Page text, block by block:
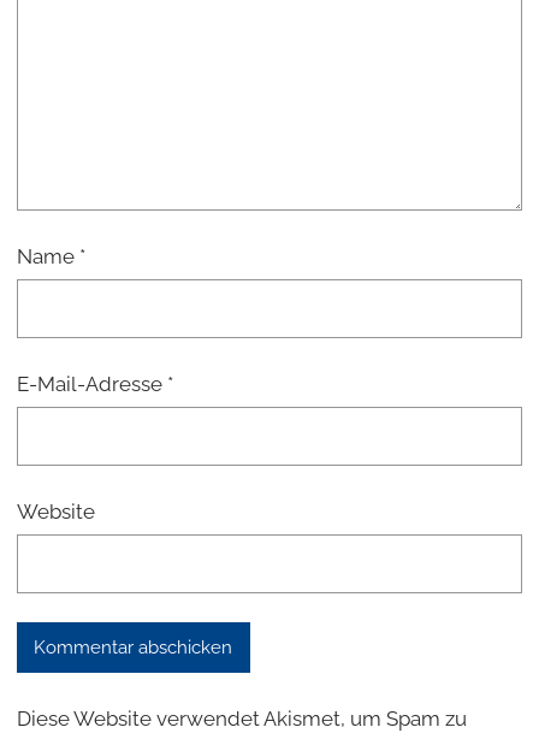
Name *
E-Mail-Adresse *
Website
Diese Website verwendet Akismet, um Spam zu